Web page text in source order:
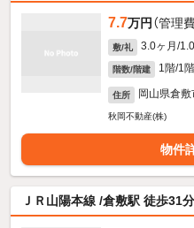
7.7万円 （管理
敷/礼 3.0ヶ月/
階数/階建 1階/1
住所 岡山県倉
秋岡不動産(株)
物件
ＪＲ山陽本線 /倉敷駅 徒歩31分